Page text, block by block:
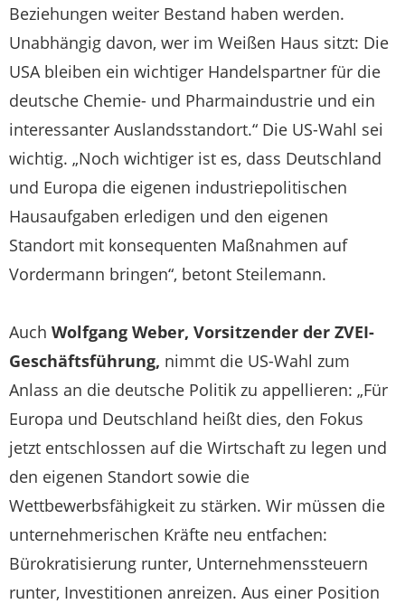
Beziehungen weiter Bestand haben werden.
Unabhängig davon, wer im Weißen Haus sitzt: Die
USA bleiben ein wichtiger Handelspartner für die
deutsche Chemie- und Pharmaindustrie und ein
interessanter Auslandsstandort.“ Die US-Wahl sei
wichtig. „Noch wichtiger ist es, dass Deutschland
und Europa die eigenen industriepolitischen
Hausaufgaben erledigen und den eigenen
Standort mit konsequenten Maßnahmen auf
Vordermann bringen“, betont Steilemann.
Auch Wolfgang Weber, Vorsitzender der ZVEI-
Geschäftsführung, nimmt die US-Wahl zum
Anlass an die deutsche Politik zu appellieren: „Für
Europa und Deutschland heißt dies, den Fokus
jetzt entschlossen auf die Wirtschaft zu legen und
den eigenen Standort sowie die
Wettbewerbsfähigkeit zu stärken. Wir müssen die
unternehmerischen Kräfte neu entfachen:
Bürokratisierung runter, Unternehmenssteuern
runter, Investitionen anreizen. Aus einer Position